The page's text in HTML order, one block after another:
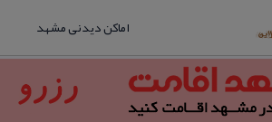
اماکن دیدنی مشهد